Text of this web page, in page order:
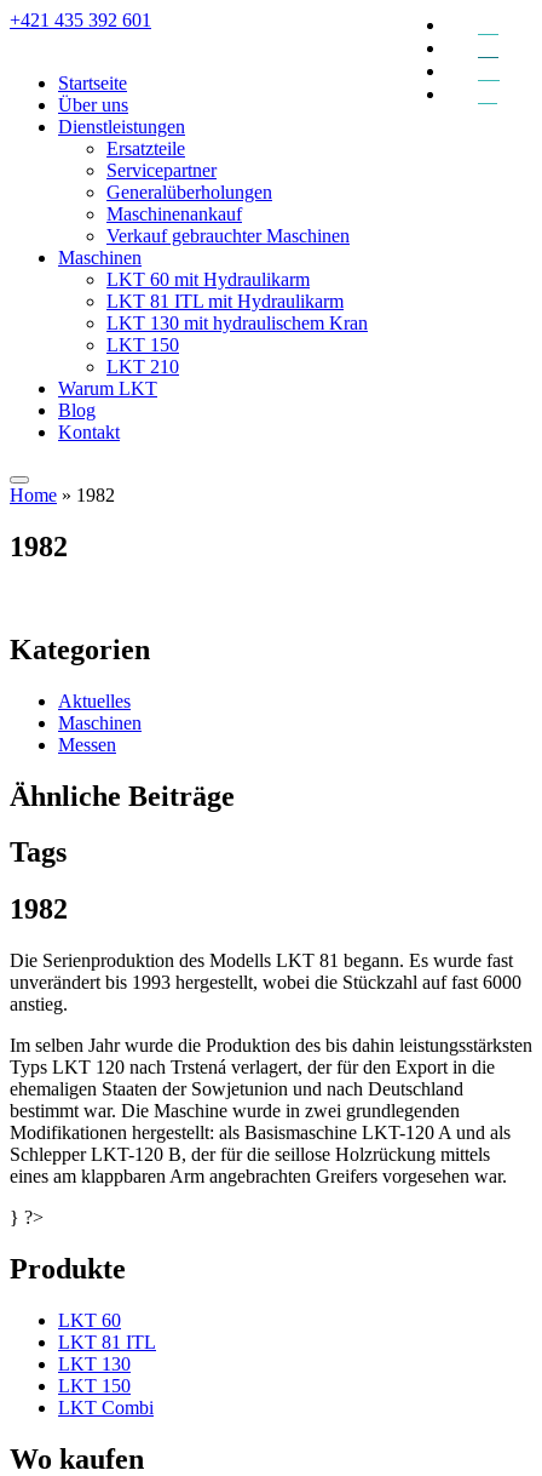
+421 435 392 601
Startseite
Über uns
Dienstleistungen
Ersatzteile
Servicepartner
Generalüberholungen
Maschinenankauf
Verkauf gebrauchter Maschinen
Maschinen
LKT 60 mit Hydraulikarm
LKT 81 ITL mit Hydraulikarm
LKT 130 mit hydraulischem Kran
LKT 150
LKT 210
Warum LKT
Blog
Kontakt
Home » 1982
1982
Kategorien
Aktuelles
Maschinen
Messen
Ähnliche Beiträge
Tags
1982
Die Serienproduktion des Modells LKT 81 begann. Es wurde fast
unverändert bis 1993 hergestellt, wobei die Stückzahl auf fast 6000
anstieg.
Im selben Jahr wurde die Produktion des bis dahin leistungsstärksten
Typs LKT 120 nach Trstená verlagert, der für den Export in die
ehemaligen Staaten der Sowjetunion und nach Deutschland
bestimmt war. Die Maschine wurde in zwei grundlegenden
Modifikationen hergestellt: als Basismaschine LKT-120 A und als
Schlepper LKT-120 B, der für die seillose Holzrückung mittels
eines am klappbaren Arm angebrachten Greifers vorgesehen war.
} ?>
Produkte
LKT 60
LKT 81 ITL
LKT 130
LKT 150
LKT Combi
Wo kaufen